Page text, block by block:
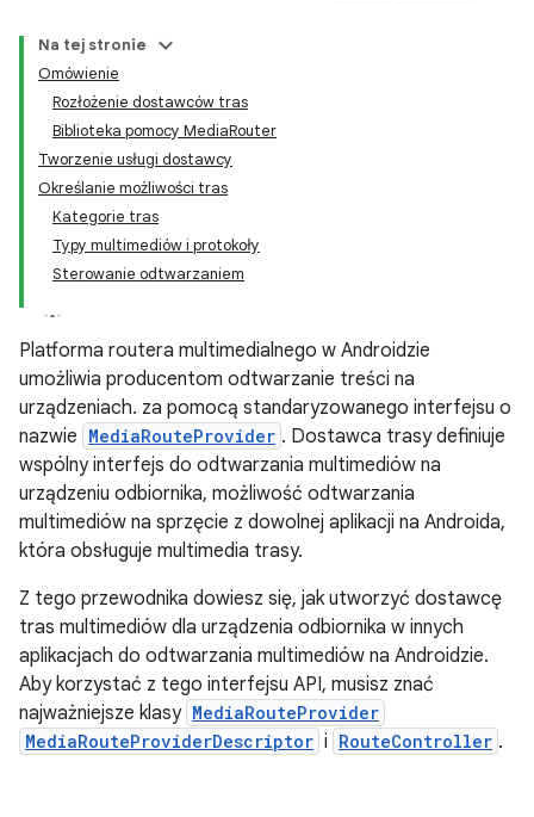
Na tej stronie
Omówienie
Rozłożenie dostawców tras
Biblioteka pomocy MediaRouter
Tworzenie usługi dostawcy
Określanie możliwości tras
Kategorie tras
Typy multimediów i protokoły
Sterowanie odtwarzaniem
Platforma routera multimedialnego w Androidzie
umożliwia producentom odtwarzanie treści na
urządzeniach. za pomocą standaryzowanego interfejsu o
nazwie MediaRouteProvider . Dostawca trasy definiuje
wspólny interfejs do odtwarzania multimediów na
urządzeniu odbiornika, możliwość odtwarzania
multimediów na sprzęcie z dowolnej aplikacji na Androida,
która obsługuje multimedia trasy.
Z tego przewodnika dowiesz się, jak utworzyć dostawcę
tras multimediów dla urządzenia odbiornika w innych
aplikacjach do odtwarzania multimediów na Androidzie.
Aby korzystać z tego interfejsu API, musisz znać
najważniejsze klasy MediaRouteProvider
MediaRouteProviderDescriptor i RouteController .